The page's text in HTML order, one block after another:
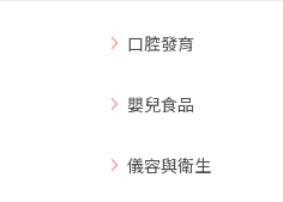
口腔發育
嬰兒食品
儀容與衛生